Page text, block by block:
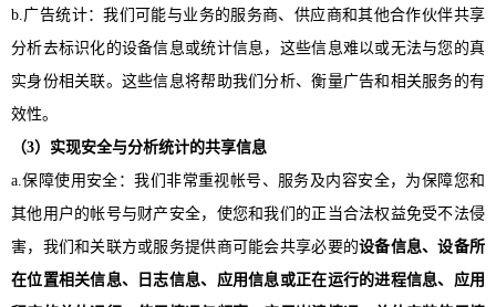
b.广告统计：我们可能与业务的服务商、供应商和其他合作伙伴共享
分析去标识化的设备信息或统计信息，这些信息难以或无法与您的真
实身份相关联。这些信息将帮助我们分析、衡量广告和相关服务的有
效性。
（3）实现安全与分析统计的共享信息
a.保障使用安全：我们非常重视帐号、服务及内容安全，为保障您和
其他用户的帐号与财产安全，使您和我们的正当合法权益免受不法侵
害，我们和关联方或服务提供商可能会共享必要的设备信息、设备所
在位置相关信息、日志信息、应用信息或正在运行的进程信息、应用